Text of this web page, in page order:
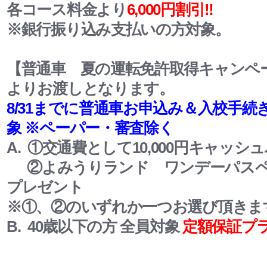
各コース料金より 6,000円割引‼
※銀行振り込み支払いの方対象。
【普通車 夏の運転免許取得キャン
よりお渡しとなります。
8/31までに普通車お申込み＆入校手続
象 ※ペーパー・審査除く
A. ①交通費として10,000円キャッシ
②よみうりランド ワンデーパス
プレゼント
※①、②のいずれか一つお選び頂きま
B. 40歳以下の方 全員対象 定額保証プ